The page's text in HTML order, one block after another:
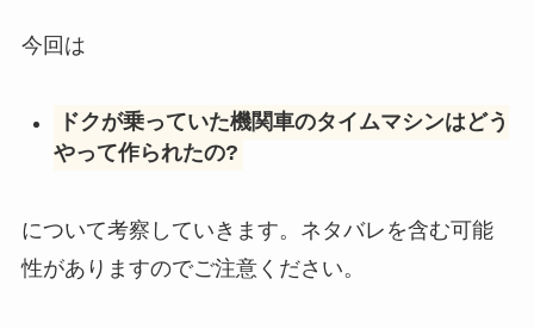
今回は
ドクが乗っていた機関車のタイムマシンはどう
やって作られたの?
について考察していきます。ネタバレを含む可能
性がありますのでご注意ください。